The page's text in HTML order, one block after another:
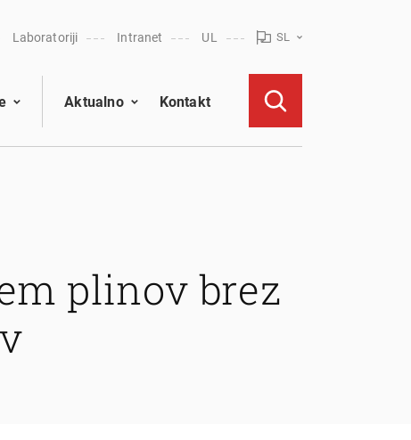
Laboratoriji Intranet UL SL
Aktualno Kontakt
plinov brez